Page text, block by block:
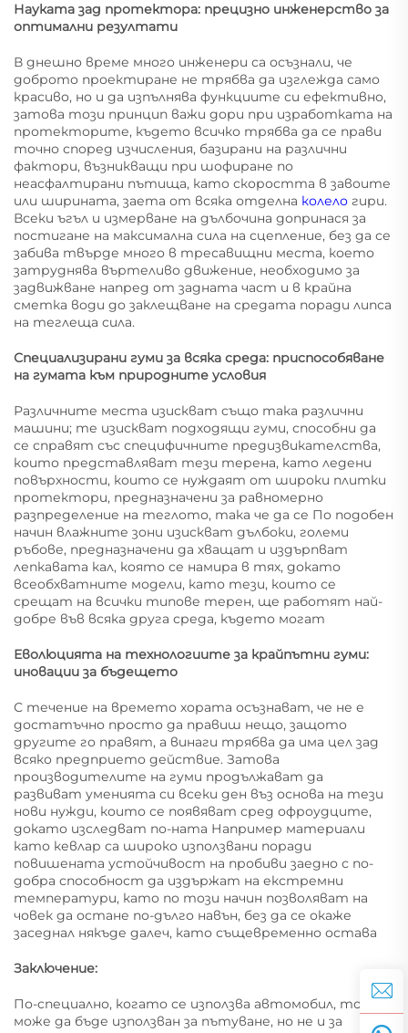
Науката зад протектора: прецизно инженерство за
оптимални резултати
В днешно време много инженери са осъзнали, че
доброто проектиране не трябва да изглежда само
красиво, но и да изпълнява функциите си ефективно,
затова този принцип важи дори при изработката на
протекторите, където всичко трябва да се прави
точно според изчисления, базирани на различни
фактори, възникващи при шофиране по
неасфалтирани пътища, като скоростта в завоите
или ширината, заета от всяка отделна колело гири.
Всеки ъгъл и измерване на дълбочина допринася за
постигане на максимална сила на сцепление, без да се
забива твърде много в тресавищни места, което
затруднява въртеливо движение, необходимо за
задвижване напред от задната част и в крайна
сметка води до заклещване на средата поради липса
на теглеща сила.
Специализирани гуми за всяка среда: приспособяване
на гумата към природните условия
Различните места изискват също така различни
машини; те изискват подходящи гуми, способни да
се справят със специфичните предизвикателства,
които представляват тези терена, като ледени
повърхности, които се нуждаят от широки плитки
протектори, предназначени за равномерно
разпределение на теглото, така че да се По подобен
начин влажните зони изискват дълбоки, големи
ръбове, предназначени да хващат и издърпват
лепкавата кал, която се намира в тях, докато
всеобхватните модели, като тези, които се
срещат на всички типове терен, ще работят най-
добре във всяка друга среда, където могат
Еволюцията на технологиите за крайпътни гуми:
иновации за бъдещето
С течение на времето хората осъзнават, че не е
достатъчно просто да правиш нещо, защото
другите го правят, а винаги трябва да има цел зад
всяко предприето действие. Затова
производителите на гуми продължават да
развиват уменията си всеки ден въз основа на тези
нови нужди, които се появяват сред офроудците,
докато изследват по-ната Например материали
като кевлар са широко използвани поради
повишената устойчивост на пробиви заедно с по-
добра способност да издържат на екстремни
температури, като по този начин позволяват на
човек да остане по-дълго навън, без да се окаже
заседнал някъде далеч, като същевременно остава
Заключение:
По-специално, когато се използва автомобил, той
може да бъде използван за пътуване, но не и за